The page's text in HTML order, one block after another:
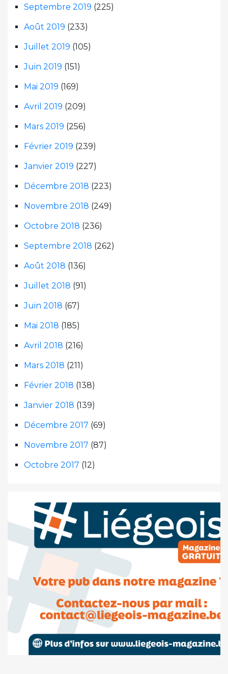
Septembre 2019 (225)
Août 2019 (233)
Juillet 2019 (105)
Juin 2019 (151)
Mai 2019 (169)
Avril 2019 (209)
Mars 2019 (256)
Février 2019 (239)
Janvier 2019 (227)
Décembre 2018 (223)
Novembre 2018 (249)
Octobre 2018 (236)
Septembre 2018 (262)
Août 2018 (136)
Juillet 2018 (91)
Juin 2018 (67)
Mai 2018 (185)
Avril 2018 (216)
Mars 2018 (211)
Février 2018 (138)
Janvier 2018 (139)
Décembre 2017 (69)
Novembre 2017 (87)
Octobre 2017 (12)